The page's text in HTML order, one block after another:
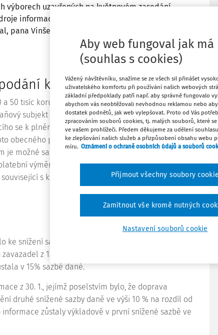
výborech uzavřených na květnovém zasedání.
informací, o to bohatší je evropská judikatura.
pana Vinše či české firmy A-PACK mají dopad do
kontrolního hlášení
50 tisíc korun zůstávají pro rok 2019 ve stejném
subjekt má tedy nadále možnost obecného
se k plnění povinností u kontrolního hlášení a
obecného prominutí existuje dalších 16
je možné sankci
až na nulu. Navíc od
výměr na pokutu vydán do 6 měsíců ode dne,
s kontrolním hlášením, povinnost uhradit
ke snížení sazby daně u pozemní a vodní hromadné
z 15 na 10 %. Výjimkou je doprava
v 15% sazbě daně.
z 30. 1., jejímž poselstvím bylo, že doprava
druhé snížené sazby daně ve výši 10 % na rozdíl od
zůstaly výkladově v první snížené sazbě ve
Aby web fungoval jak má
(souhlas s cookies)
Vážený návštěvníku, snažíme se ze všech sil přinášet
uživatelského komfortu při používání našich webových
základní předpoklady patří např. aby správně fungovalo
abychom vás neobtěžovali nevhodnou reklamou nebo
dostatek podnětů, jak web vylepšovat. Proto od Vás
zpracováním souborů cookies, tj. malých souborů, které
ve vašem prohlížeči. Předem děkujeme za udělení
ke zlepšování našich služeb a přizpůsobení obsahu webu
míru. Oznámení o ochraně osobních údajů a souborů
Nastavení souborů cookie
Zamítnout vše kromě nutných
Přijmout všechny soubory cookie